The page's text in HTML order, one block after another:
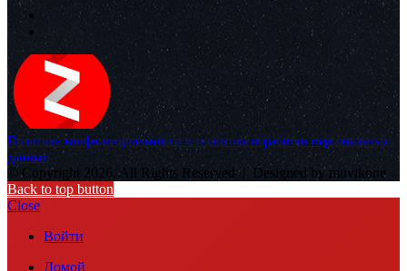
Политика конфиденциальности и политика обработки персональных
данных
© Copyright 2026, All Rights Reserved | Designed by muvikone
Back to top button
Close
Войти
Домой